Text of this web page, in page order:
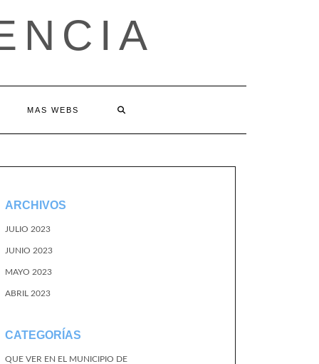
MAS WEBS
ARCHIVOS
JULIO 2023
JUNIO 2023
MAYO 2023
ABRIL 2023
CATEGORÍAS
QUE VER EN EL MUNICIPIO DE